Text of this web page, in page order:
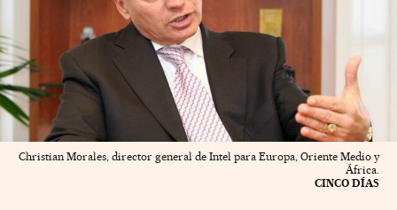
Christian Morales, director general de Intel para Europa, Oriente Medio y
África.
CINCO DÍAS